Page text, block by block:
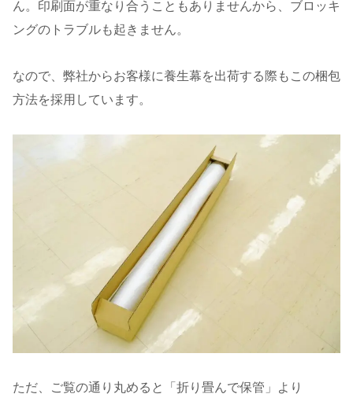
ん。印刷面が重なり合うこともありませんから、ブロッキ
ングのトラブルも起きません。
なので、弊社からお客様に養生幕を出荷する際もこの梱包
方法を採用しています。
ただ、ご覧の通り丸めると「折り畳んで保管」より